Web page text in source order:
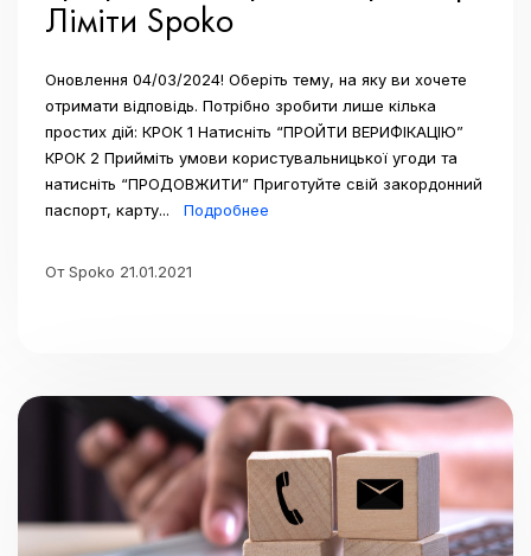
Ліміти Spoko
Оновлення 04/03/2024! Оберіть тему, на яку ви хочете
отримати відповідь. Потрібно зробити лише кілька
простих дій: КРОК 1 Натисніть “ПРОЙТИ ВЕРИФІКАЦІЮ”
КРОК 2 Прийміть умови користувальницької угоди та
натисніть “ПРОДОВЖИТИ” Приготуйте свій закордонний
паспорт, карту...
Подробнее
От Spoko 21.01.2021